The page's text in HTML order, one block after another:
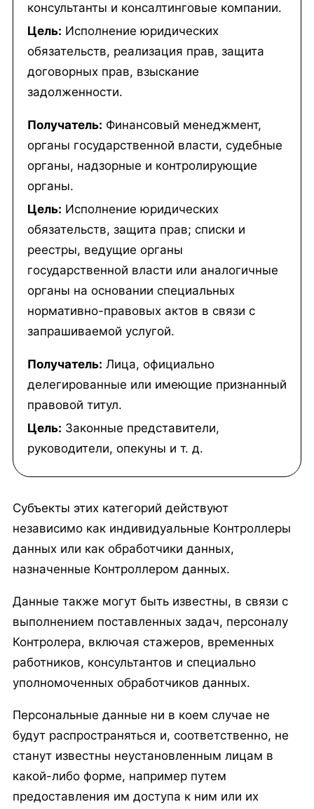
консультанты и консалтинговые компании.
Цель: Исполнение юридических
обязательств, реализация прав, защита
договорных прав, взыскание
задолженности.
Получатель: Финансовый менеджмент,
органы государственной власти, судебные
органы, надзорные и контролирующие
органы.
Цель: Исполнение юридических
обязательств, защита прав; списки и
реестры, ведущие органы
государственной власти или аналогичные
органы на основании специальных
нормативно-правовых актов в связи с
запрашиваемой услугой.
Получатель: Лица, официально
делегированные или имеющие признанный
правовой титул.
Цель: Законные представители,
руководители, опекуны и т. д.
Субъекты этих категорий действуют
независимо как индивидуальные Контроллеры
данных или как обработчики данных,
назначенные Контроллером данных.
Данные также могут быть известны, в связи с
выполнением поставленных задач, персоналу
Контролера, включая стажеров, временных
работников, консультантов и специально
уполномоченных обработчиков данных.
Персональные данные ни в коем случае не
будут распространяться и, соответственно, не
станут известны неустановленным лицам в
какой-либо форме, например путем
предоставления им доступа к ним или их